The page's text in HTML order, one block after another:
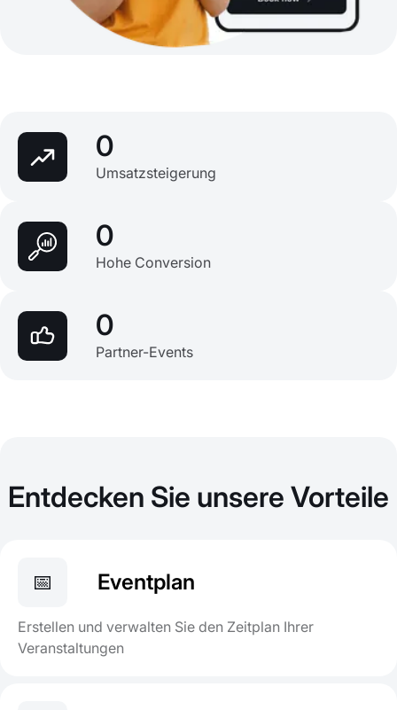
0
Umsatzsteigerung
0
Hohe Conversion
0
Partner-Events
Entdecken Sie unsere Vorteile
📅 Eventplan
Erstellen und verwalten Sie den Zeitplan Ihrer
Veranstaltungen